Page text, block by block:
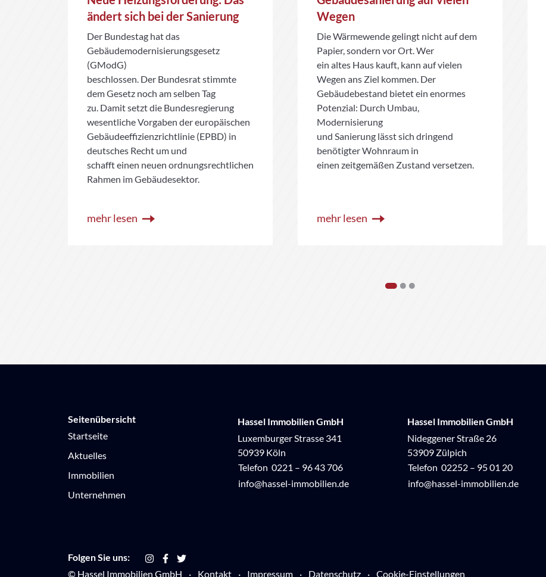
ändert sich bei der Sanierung
Der Bundestag hat das
Gebäudemodernisierungsgesetz
(GModG)
beschlossen. Der Bundesrat stimmte
dem Gesetz noch am selben Tag
zu. Damit setzt die Bundesregierung
wesentliche Vorgaben der europäischen
Gebäudeeffizienzrichtlinie (EPBD) in
deutsches Recht um und
schafft einen neuen ordnungsrechtlichen
Rahmen im Gebäudesektor.
mehr lesen
Wegen
Die Wärmewende gelingt nicht auf dem
Papier, sondern vor Ort. Wer
ein altes Haus kauft, kann auf vielen
Wegen ans Ziel kommen. Der
Gebäudebestand bietet ein enormes
Potenzial: Durch Umbau,
Modernisierung
und Sanierung lässt sich dringend
benötigter Wohnraum in
einen zeitgemäßen Zustand versetzen.
mehr lesen
1 2 3
Seitenübersicht
Startseite
Aktuelles
Immobilien
Unternehmen
Hassel Immobilien GmbH
Luxemburger Strasse 341
50939 Köln
Telefon 0221 – 96 43 706
info@hassel-immobilien.de
Hassel Immobilien GmbH
Nideggener Straße 26
53909 Zülpich
Telefon 02252 – 95 01 20
info@hassel-immobilien.de
Folgen Sie uns:
© Hassel Immobilien GmbH
Kontakt Impressum Datenschutz Cookie-Einstellungen